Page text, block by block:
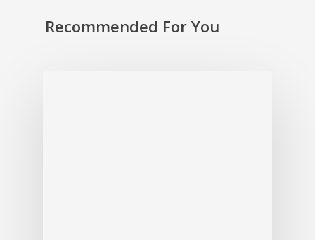
Recommended For You